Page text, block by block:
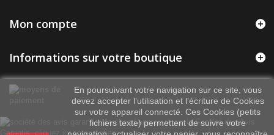
En poursuivant votre navigation sur ce site, vous
devez accepter l’utilisation et l'écriture de Cookies
sur votre appareil connecté. Ces Cookies (petits
fichiers texte) permettent de suivre votre
Mon compte
Informations sur votre boutique
Marchand approuvé par la Société des Avis
Garantis,cliquez ici pour vérifier.